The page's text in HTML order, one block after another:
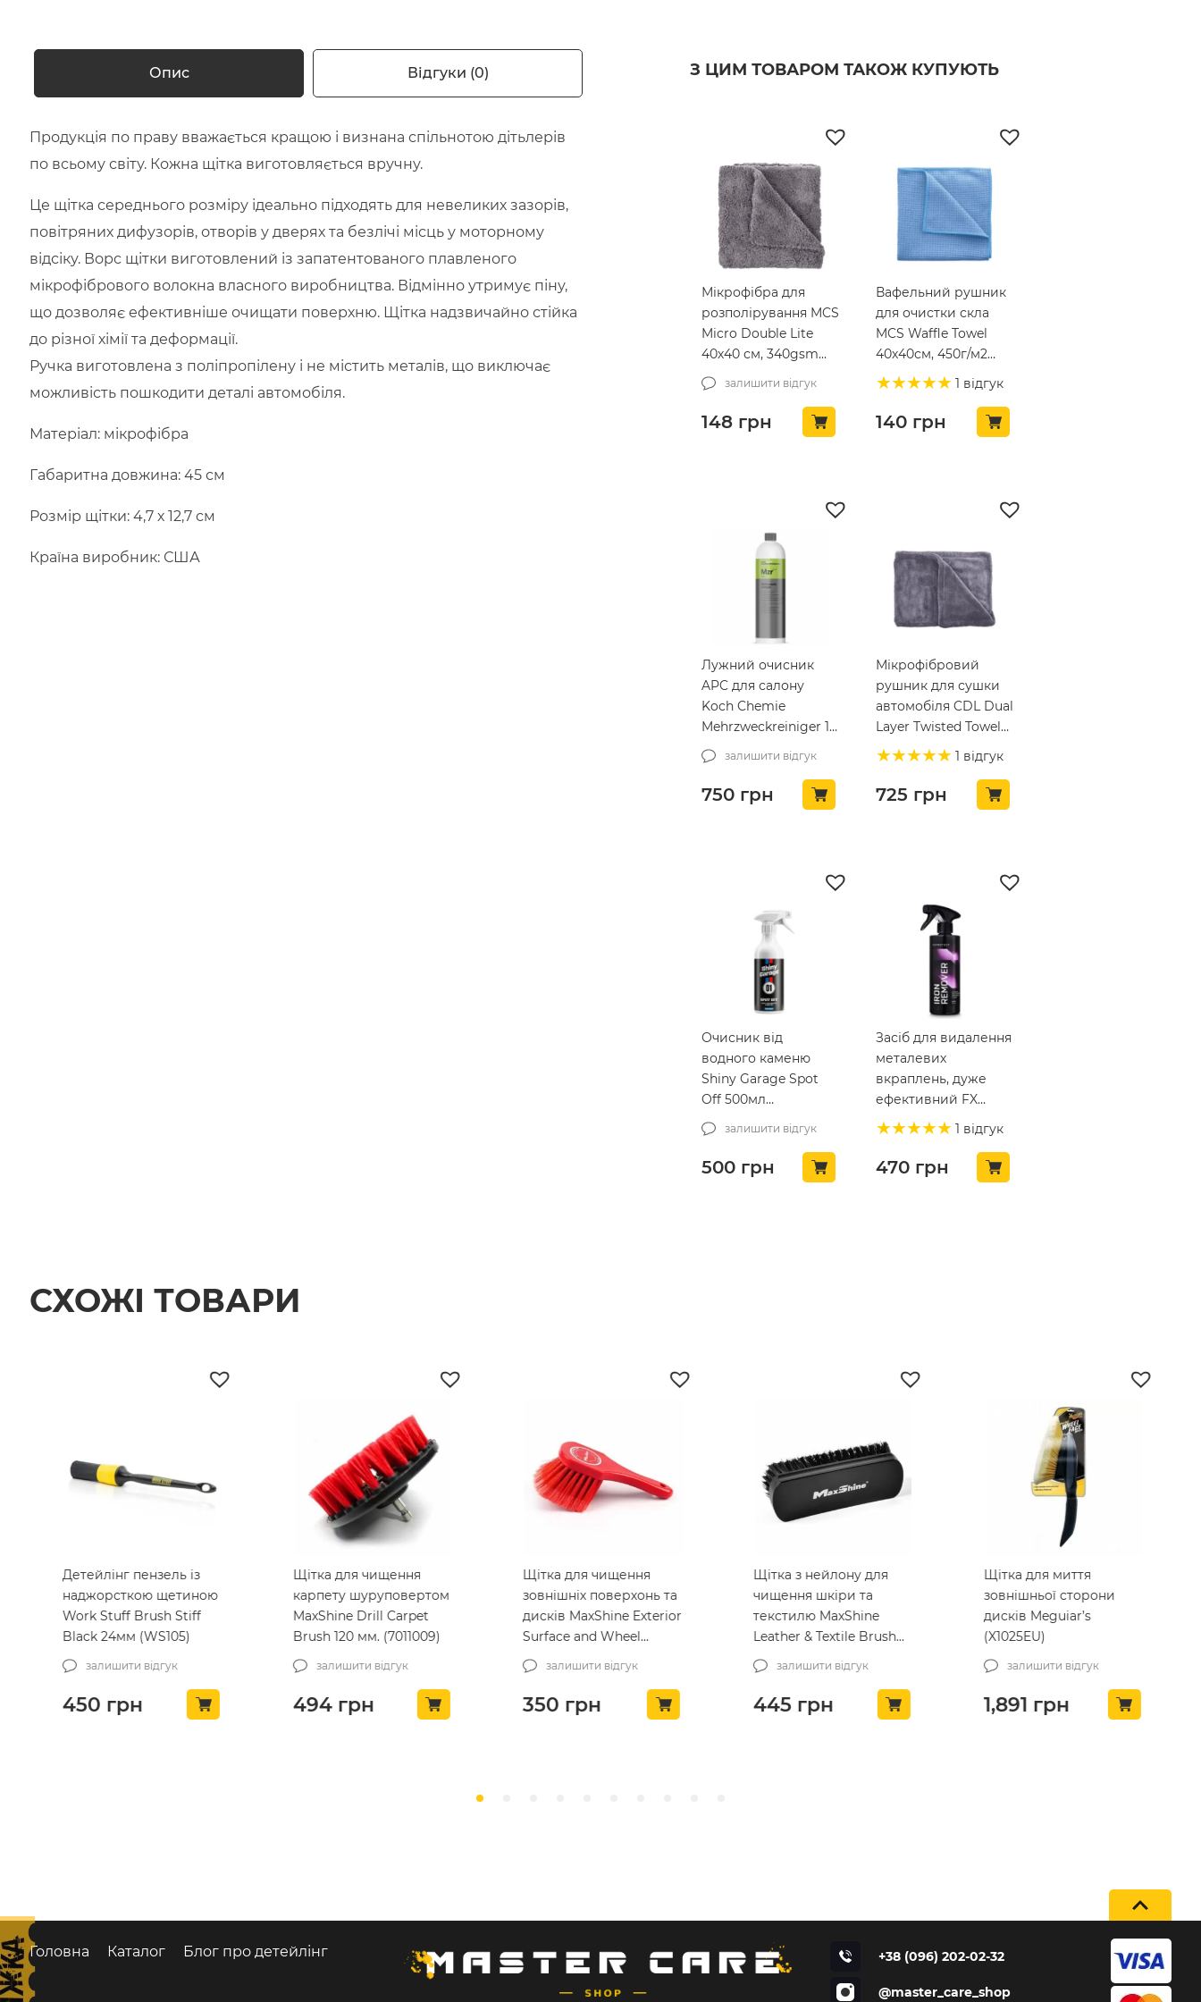
Опис Відгуки (0)
Продукція по праву вважається кращою і визнана спільнотою дітьлерів
по всьому світу. Кожна щітка виготовляється вручну.
Це щітка середнього розміру ідеально підходять для невеликих зазорів,
повітряних дифузорів, отворів у дверях та безлічі місць у моторному
відсіку. Ворс щітки виготовлений із запатентованого плавленого
мікрофібрового волокна власного виробництва. Відмінно утримує піну,
що дозволяє ефективніше очищати поверхню. Щітка надзвичайно стійка
до різної хімії та деформації.
Ручка виготовлена ​​з поліпропілену і не містить металів, що виключає
можливість пошкодити деталі автомобіля.
Матеріал: мікрофібра
Габаритна довжина: 45 см
Розмір щітки: 4,7 х 12,7 см
Країна виробник: США
З ЦИМ ТОВАРОМ ТАКОЖ КУПУЮТЬ
Мікрофібра для
розполірування MCS
Micro Double Lite
40х40 см, 340gsm
(MCS-03/1)
залишити відгук
148 грн
Вафельний рушник
для очистки скла
MCS Waffle Towel
40х40см, 450г/м2
(MCS24)
1 відгук
140 грн
Лужний очисник
APC для салону
Koch Chemie
Mehrzweckreiniger 1л
(86001)
залишити відгук
750 грн
Мікрофібровий
рушник для сушки
автомобіля CDL Dual
Layer Twisted Towel
50х80, 1200gsm
1 відгук
725 грн
Очисник від
водного каменю
Shiny Garage Spot
Off 500мл
(SG000014)
залишити відгук
500 грн
Засіб для видалення
металевих
вкраплень, дуже
ефективний FX
Protect Iron Remover
500 мл (FXPIR500)
1 відгук
470 грн
СХОЖІ ТОВАРИ
Детейлінг пензель із
наджорсткою щетиною
Work Stuff Brush Stiff
Black 24мм (WS105)
залишити відгук
450грн
Щітка для чищення
карпету шуруповертом
MaxShine Drill Carpet
Brush 120 мм. (7011009)
залишити відгук
494грн
Щітка для чищення
зовнішніх поверхонь та
дисків MaxShine Exterior
Surface and Wheel
Cleaning Brush (7011026)
залишити відгук
350грн
Щітка з нейлону для
чищення шкіри та
текстилю MaxShine
Leather & Textile Brush
(7012001)
залишити відгук
445грн
Щітка для миття
зовнішньої сторони
дисків Meguiar’s
(X1025EU)
залишити відгук
1,891грн
Головна Каталог Блог про детейлінг +38 (096) 202-02-32
@master_care_shop